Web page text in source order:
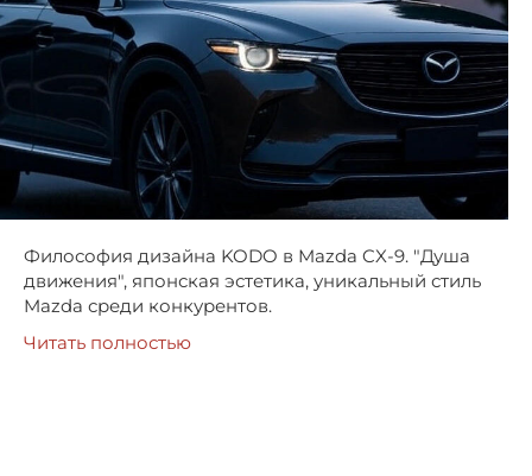
Философия дизайна KODO в Mazda CX-9. "Душа
движения", японская эстетика, уникальный стиль
Mazda среди конкурентов.
Читать полностью